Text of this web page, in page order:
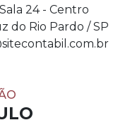
24 - Centro
do Rio Pardo / SP